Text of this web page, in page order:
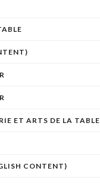
ET ARTS DE LA TABLE
CONTENT)